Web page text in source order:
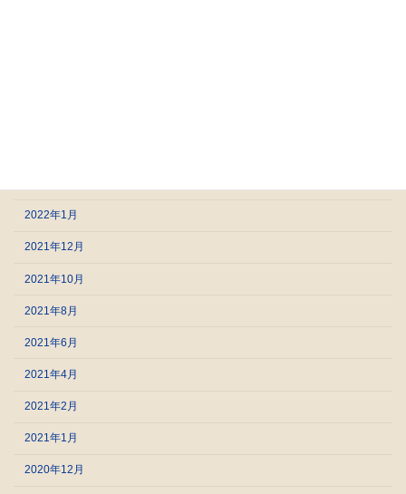
2022年1月
2021年12月
2021年10月
2021年8月
2021年6月
2021年4月
2021年2月
2021年1月
2020年12月